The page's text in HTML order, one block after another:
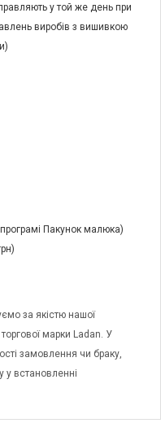
у той же день при
виробів з вишивкою
Пакунок малюка)
за якістю нашої
торгової марки Ladan. У
замовлення чи браку,
у встановленні